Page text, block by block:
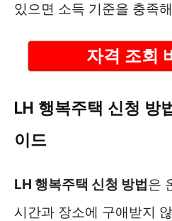
있으면 소득 기준을 충족
자격 조회
LH 행복주택 신청 방
이드
LH 행복주택 신청 방법 은
시간과 장소에 구애받지